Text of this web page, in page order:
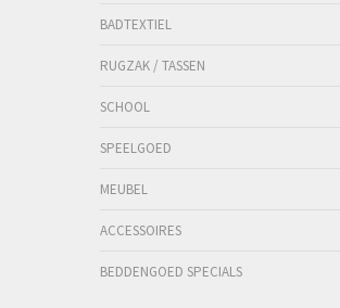
BADTEXTIEL
RUGZAK / TASSEN
SCHOOL
SPEELGOED
MEUBEL
ACCESSOIRES
BEDDENGOED SPECIALS